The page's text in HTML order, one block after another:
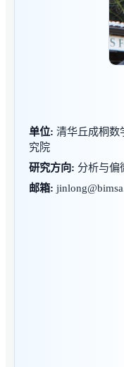
单位: 清华丘成桐数
究院
研究方向: 分析与偏
邮箱: